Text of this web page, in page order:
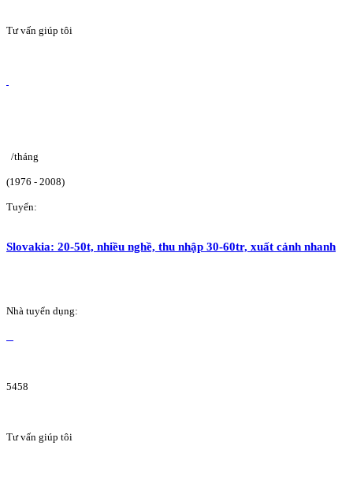
Tư vấn giúp tôi
/tháng
(1976 - 2008)
Tuyển:
Slovakia: 20-50t, nhiều nghề, thu nhập 30-60tr, xuất cảnh nhanh
Nhà tuyển dụng:
5458
Tư vấn giúp tôi